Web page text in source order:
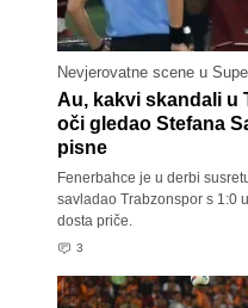
Nevjerovatne scene u
Au, kakvi skandali u
oči gledao Stefana
pisne
Fenerbahce je u derbi
savladao Trabzonspor s 1:0
dosta priče.
3